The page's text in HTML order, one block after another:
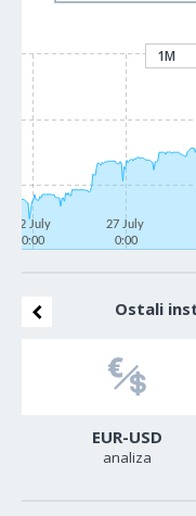
1M
22 July
0:00
27 July
0:00
Ostali
EUR-USD
analiza